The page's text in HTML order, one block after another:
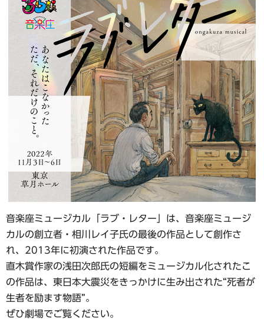
音楽座ミュージカル「ラブ・レター」は、音楽座ミュージ
カルの創立者・相川レイ子氏の最後の作品として創作さ
れ、2013年に初演された作品です。
直木賞作家の浅田次郎氏の短編をミュージカル化されたこ
の作品は、東日本大震災をきっかけに生み出された“死者が
生者を励ます物語”。
ぜひ劇場でご覧ください。